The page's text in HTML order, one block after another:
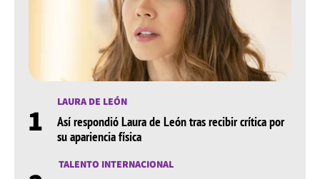
1 LAURA DE LEÓN
Así respondió Laura de León tras recibir crítica por
su apariencia física
TALENTO INTERNACIONAL